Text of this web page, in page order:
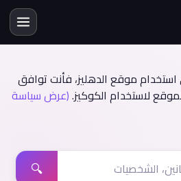
استخدام موقع الدهليز، فأنت توافق
لاستخدام الكوكيز.(عرض سياسة
🔍